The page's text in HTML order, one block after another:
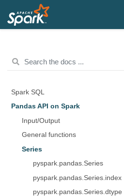
Spark SQL
Pandas API on Spark
Input/Output
General functions
Series
pyspark.pandas.Series
pyspark.pandas.Series.index
pyspark.pandas.Series.dtype